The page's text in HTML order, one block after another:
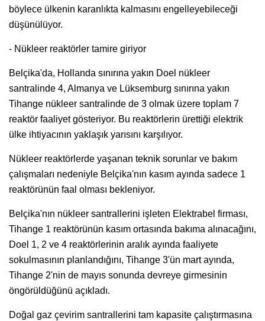
böylece ülkenin karanlıkta kalmasını engelleyebileceği
düşünülüyor.
- Nükleer reaktörler tamire giriyor
Belçika'da, Hollanda sınırına yakın Doel nükleer
santralinde 4, Almanya ve Lüksemburg sınırına yakın
Tihange nükleer santralinde de 3 olmak üzere toplam 7
reaktör faaliyet gösteriyor. Bu reaktörlerin ürettiği elektrik
ülke ihtiyacının yaklaşık yarısını karşılıyor.
Nükleer reaktörlerde yaşanan teknik sorunlar ve bakım
çalışmaları nedeniyle Belçika'nın kasım ayında sadece 1
reaktörünün faal olması bekleniyor.
Belçika'nın nükleer santrallerini işleten Elektrabel firması,
Tihange 1 reaktörünün kasım ortasında bakıma alınacağını,
Doel 1, 2 ve 4 reaktörlerinin aralık ayında faaliyete
sokulmasının planlandığını, Tihange 3'ün mart ayında,
Tihange 2'nin de mayıs sonunda devreye girmesinin
öngörüldüğünü açıkladı.
Doğal gaz çevirim santrallerini tam kapasite çalıştırmasına